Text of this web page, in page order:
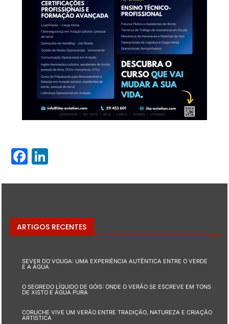
Facebook
ARTIGOS RECENTES
SEVER DO VOUGA: UMA EXPERIÊNCIA AUTÊNTICA ENTRE O VERDE
E A ÁGUA
O SEGREDO LÍQUIDO DE GÓIS: ONDE O VERÃO SE ESCREVE EM TONS
DE XISTO E ÁGUA PURA
CORUCHE VIVE UM VERÃO ENTRE TRADIÇÃO, NATUREZA E CRIAÇÃO
ARTÍSTICA